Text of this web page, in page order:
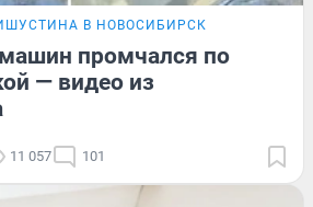
В НОВОСИБИРСК
промчался по
— видео из
11 057 101